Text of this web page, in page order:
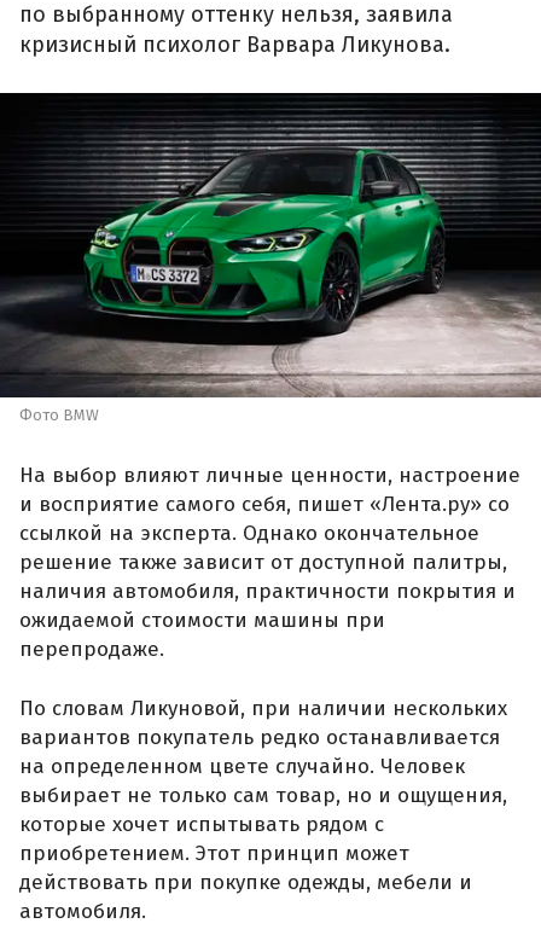
по выбранному оттенку нельзя, заявила
кризисный психолог Варвара Ликунова.
Фото BMW
На выбор влияют личные ценности, настроение
и восприятие самого себя, пишет «Лента.ру» со
ссылкой на эксперта. Однако окончательное
решение также зависит от доступной палитры,
наличия автомобиля, практичности покрытия и
ожидаемой стоимости машины при
перепродаже.
По словам Ликуновой, при наличии нескольких
вариантов покупатель редко останавливается
на определенном цвете случайно. Человек
выбирает не только сам товар, но и ощущения,
которые хочет испытывать рядом с
приобретением. Этот принцип может
действовать при покупке одежды, мебели и
автомобиля.